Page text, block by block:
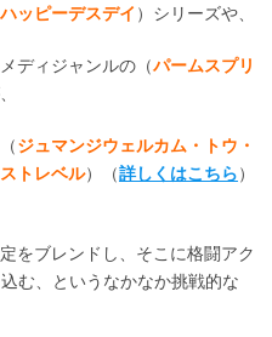
ハッピーデスデイ ）シリーズや、
ディジャンルの（パームスプリ
ジュマンジウェルカム・トウ・
トレベル）（詳しくはこちら）
をブレンドし、そこに格闘アク
む、というなかなか挑戦的な